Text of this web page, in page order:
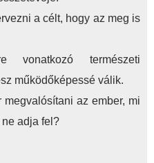
a célt, hogy az meg is
vonatkozó természeti
működőképessé válik.
az ember, mi
adja fel?